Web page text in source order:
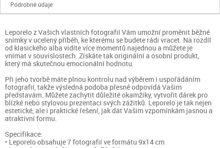
Podrobné údaje
Leporelo z Vašich vlastních fotografií Vám umožní proměnit běžné
snímky v ucelený příběh, ke kterému se budete rádi vracet. Na rozdíl
od klasického alba vidíte více momentů najednou a můžete je
vnímat v souvislostech. Získáte tak originální a osobní produkt,
který má skutečnou emocionální hodnotu.
Při jeho tvorbě máte plnou kontrolu nad výběrem i uspořádáním
fotografií, takže výsledná podoba přesně odpovídá Vašim
představám. Můžete zachytit důležité okamžiky, vytvořit dárek pro
blízké nebo stylovou prezentaci svých zážitků. Leporelo je tak nejen
estetické, ale i praktické řešení, jak dát Vašim vzpomínkám jasnou a
atraktivní formu.
Specifikace:
• Leporelo obsahuje 7 fotografií ve formátu 9x14 cm